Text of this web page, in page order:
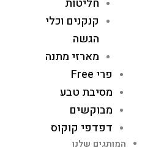
קנקנים וכלי
הגשה
מארזי מתנה
פרי Free
מסיבת טבע
מבוקשים
דפדפי קוקוס
המותגים שלנו